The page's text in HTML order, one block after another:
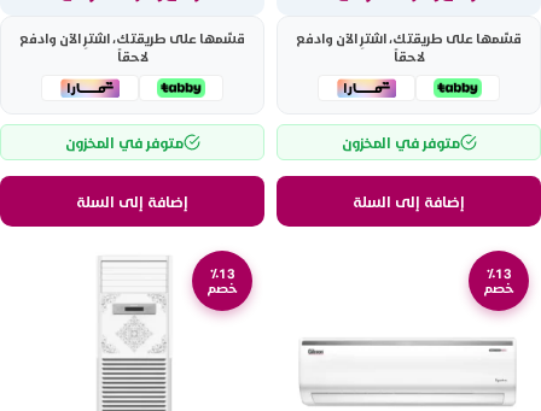
قسّمها على طريقتك، اشترِ الآن وادفع
لاحقاً
متوفر في المخزون
إضافة إلى السلة
قسّمها على طريقتك، اشترِ الآن وادفع
لاحقاً
متوفر في المخزون
إضافة إلى السلة
٪13
خصم
٪13
خصم